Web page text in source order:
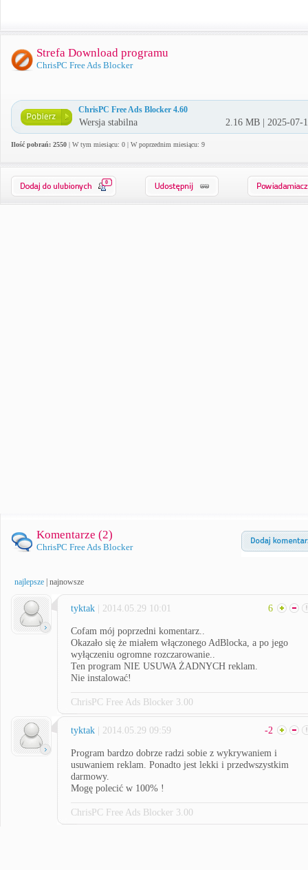
Strefa Download programu
ChrisPC Free Ads Blocker
ChrisPC Free Ads Blocker 4.60
Wersja stabilna 2.16 MB | 2025-07-
Ilość pobrań: 2550 | W tym miesiącu: 0 | W poprzednim miesiącu: 9
0
Komentarze (2)
ChrisPC Free Ads Blocker
najlepsze najnowsze
tyktak | 2014.05.29 10:01 6
Cofam mój poprzedni komentarz..
Okazało się że miałem włączonego AdBlocka, a po jego
wyłączeniu ogromne rozczarowanie..
Ten program NIE USUWA ŻADNYCH reklam.
Nie instalować!
ChrisPC Free Ads Blocker 3.00
tyktak | 2014.05.29 09:59 -2
Program bardzo dobrze radzi sobie z wykrywaniem i
usuwaniem reklam. Ponadto jest lekki i przedwszystkim
darmowy.
Mogę polecić w 100% !
ChrisPC Free Ads Blocker 3.00